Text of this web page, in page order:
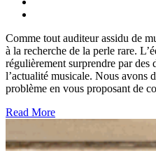
Comme tout auditeur assidu de
à la recherche de la perle rare.
régulièrement surprendre par des
l’actualité musicale. Nous avons
problème en vous proposant de
Read More